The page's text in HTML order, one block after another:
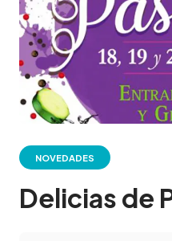
NOVEDADES
Delicias de